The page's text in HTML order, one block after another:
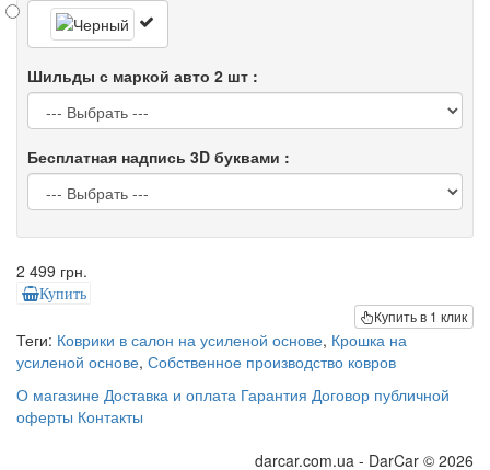
Шильды с маркой авто 2 шт :
Бесплатная надпись 3D буквами :
2 499 грн.
Купить
Купить в 1 клик
Теги: Коврики в салон на усиленой основе, Крошка на
усиленой основе, Собственное производство ковров
О магазине Доставка и оплата Гарантия Договор публичной
оферты Контакты
darcar.com.ua - DarCar © 2026